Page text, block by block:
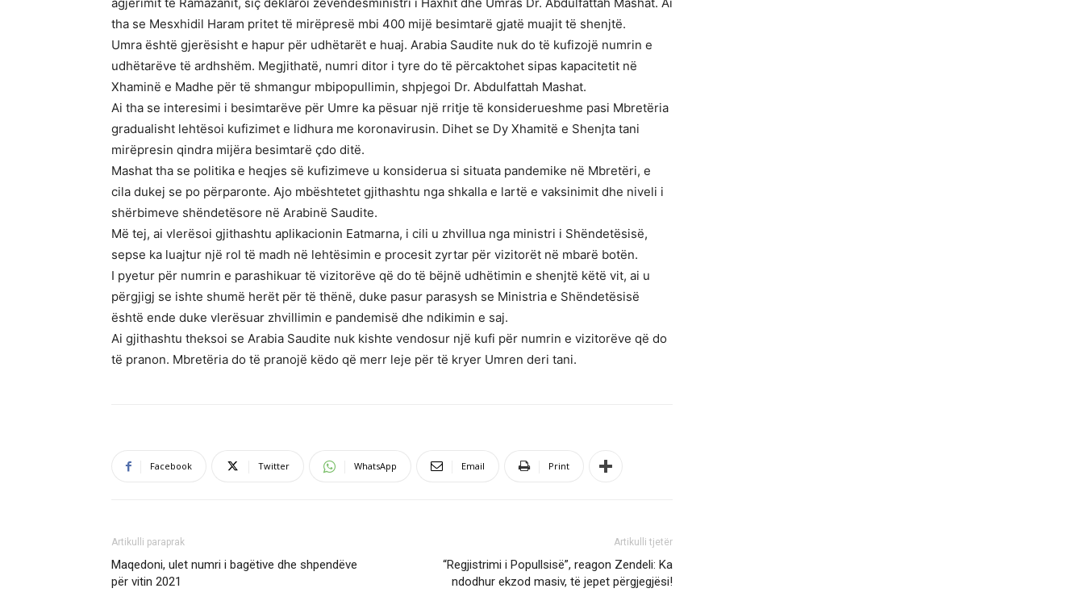
tha se Mesxhidil Haram pritet të mirëpresë mbi 400 mijë besimtarë gjatë muajit të shenjtë.
Umra është gjerësisht e hapur për udhëtarët e huaj. Arabia Saudite nuk do të kufizojë numrin e
udhëtarëve të ardhshëm. Megjithatë, numri ditor i tyre do të përcaktohet sipas kapacitetit në
Xhaminë e Madhe për të shmangur mbipopullimin, shpjegoi Dr. Abdulfattah Mashat.
Ai tha se interesimi i besimtarëve për Umre ka pësuar një rritje të konsiderueshme pasi Mbretëria
gradualisht lehtësoi kufizimet e lidhura me koronavirusin. Dihet se Dy Xhamitë e Shenjta tani
mirëpresin qindra mijëra besimtarë çdo ditë.
Mashat tha se politika e heqjes së kufizimeve u konsiderua si situata pandemike në Mbretëri, e
cila dukej se po përparonte. Ajo mbështetet gjithashtu nga shkalla e lartë e vaksinimit dhe niveli i
shërbimeve shëndetësore në Arabinë Saudite.
Më tej, ai vlerësoi gjithashtu aplikacionin Eatmarna, i cili u zhvillua nga ministri i Shëndetësisë,
sepse ka luajtur një rol të madh në lehtësimin e procesit zyrtar për vizitorët në mbarë botën.
I pyetur për numrin e parashikuar të vizitorëve që do të bëjnë udhëtimin e shenjtë këtë vit, ai u
përgjigj se ishte shumë herët për të thënë, duke pasur parasysh se Ministria e Shëndetësisë
është ende duke vlerësuar zhvillimin e pandemisë dhe ndikimin e saj.
Ai gjithashtu theksoi se Arabia Saudite nuk kishte vendosur një kufi për numrin e vizitorëve që do
të pranon. Mbretëria do të pranojë këdo që merr leje për të kryer Umren deri tani.
Facebook Twitter WhatsApp Email Print
Artikulli paraprak
Maqedoni, ulet numri i bagëtive dhe shpendëve
për vitin 2021
Artikulli tjetër
“Regjistrimi i Popullsisë”, reagon Zendeli: Ka
ndodhur ekzod masiv, të jepet përgjegjësi!